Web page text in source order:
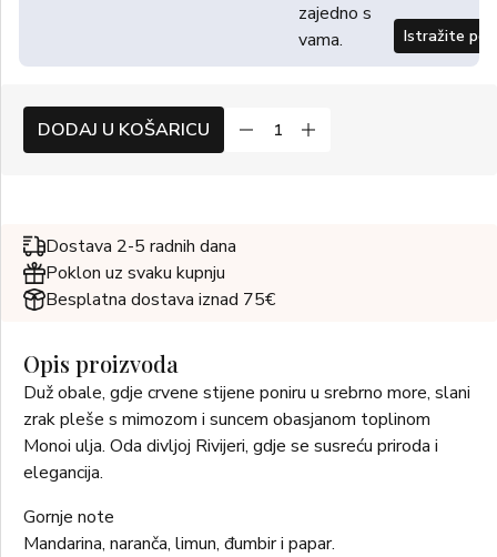
zajedno s
vama.
Istražite
DODAJ U KOŠARICU
Dostava 2-5 radnih dana
Poklon uz svaku kupnju
Besplatna dostava iznad 75€
Opis proizvoda
Duž obale, gdje crvene stijene poniru u srebrno more, slani
zrak pleše s mimozom i suncem obasjanom toplinom
Monoi ulja. Oda divljoj Rivijeri, gdje se susreću priroda i
elegancija.
Gornje note
Mandarina, naranča, limun, đumbir i papar.